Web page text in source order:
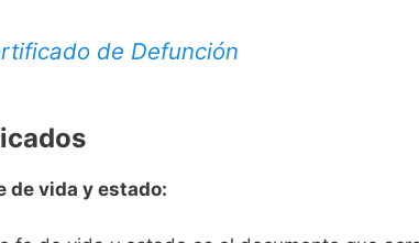
de Defunción
de vida y estado: